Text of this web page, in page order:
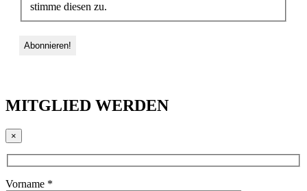
stimme diesen zu.
MITGLIED WERDEN
×
Vorname *